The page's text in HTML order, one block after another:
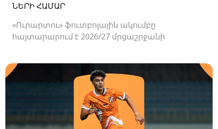
ՆԵՐԻ ՀԱՄԱՐ
«Ուրարտու» ֆուտբոլային ակումբը
հայտարարում է 2026/27 մրցաշրջանի
մեկնարկի մասին։